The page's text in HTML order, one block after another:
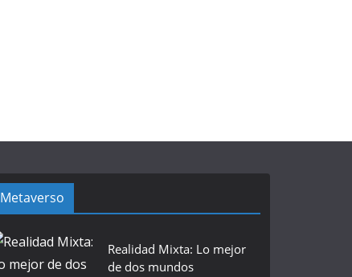
Metaverso
Realidad Mixta: Lo mejor
de dos mundos